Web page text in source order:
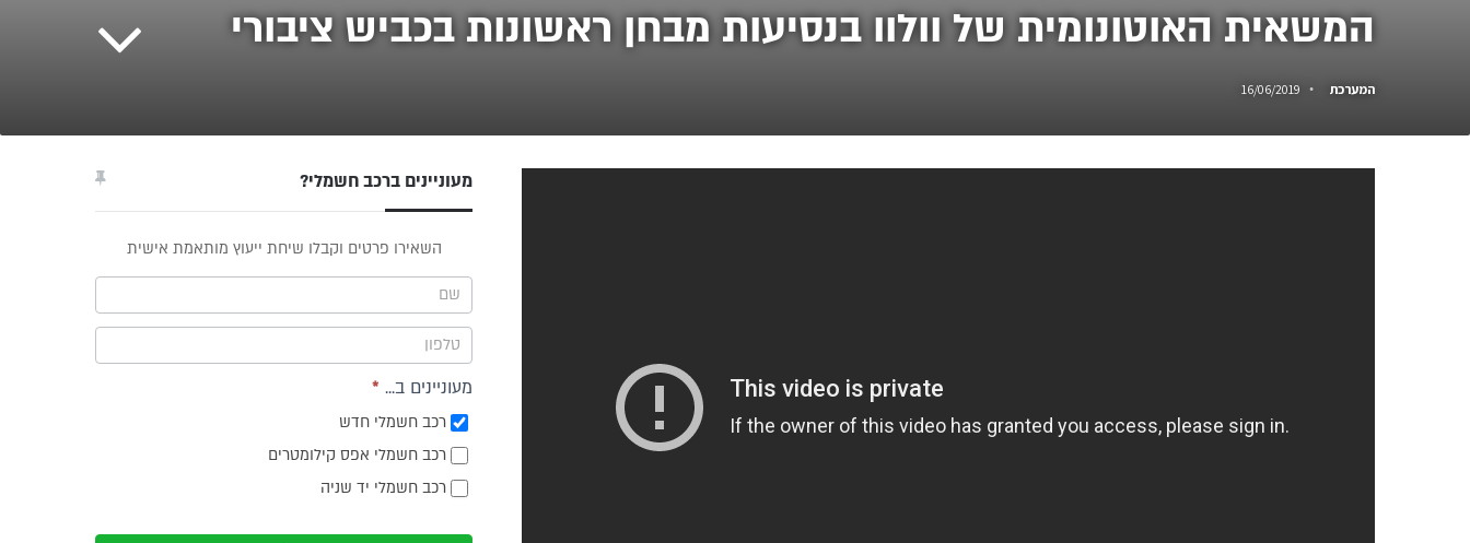
המשאית האוטונומית של וולוו בנסיעות מבחן ראשונות בכביש ציבורי
המערכת 16/06/2019
מעוניינים ברכב חשמלי?
השאירו פרטים וקבלו שיחת ייעוץ מותאמת אישית
מעוניינים ב... *
רכב חשמלי חדש
רכב חשמלי אפס קילומטרים
רכב חשמלי יד שניה